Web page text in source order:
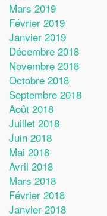
Mars 2019
Février 2019
Janvier 2019
Décembre 2018
Novembre 2018
Octobre 2018
Septembre 2018
Août 2018
Juillet 2018
Juin 2018
Mai 2018
Avril 2018
Mars 2018
Février 2018
Janvier 2018